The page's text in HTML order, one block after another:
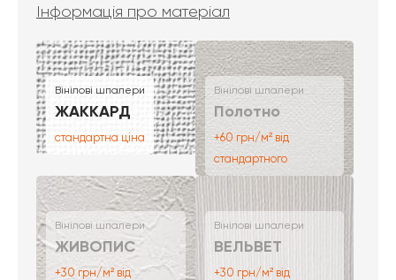
Інформація про матеріал
Вінілові шпалери
ЖАККАРД
стандартна ціна
Вінілові шпалери
Полотно
+60 грн/м² від
стандартного
Вінілові шпалери
ЖИВОПИС
+30 грн/м² від
Вінілові шпалери
ВЕЛЬВЕТ
+30 грн/м² від